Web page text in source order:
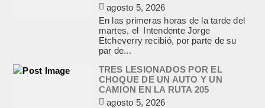
agosto 5, 2026
En las primeras horas de la tarde del
martes, el Intendente Jorge
Etcheverry recibió, por parte de su
par de...
TRES LESIONADOS POR EL
CHOQUE DE UN AUTO Y UN
CAMION EN LA RUTA 205
agosto 5, 2026